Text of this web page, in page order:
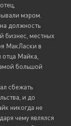
мэром.
должность
бизнес, местных
МакЛаски в
Майка,
большой
сбежать
и до
никогда не
чему являлся